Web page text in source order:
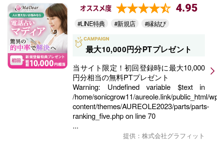
オススメ度 4.95
#LINE特典 #新規店 #縁結び
最大10,000円分PTプレゼント
当サイト限定！初回登録時に最大10,000
円分相当の無料PTプレゼント
Warning: Undefined variable $text in
/home/sonicgrow11/aureole.link/public_html/
content/themes/AUREOLE2023/parts/parts-
ranking_five.phpon line70
...
提供：株式会社グラフィット